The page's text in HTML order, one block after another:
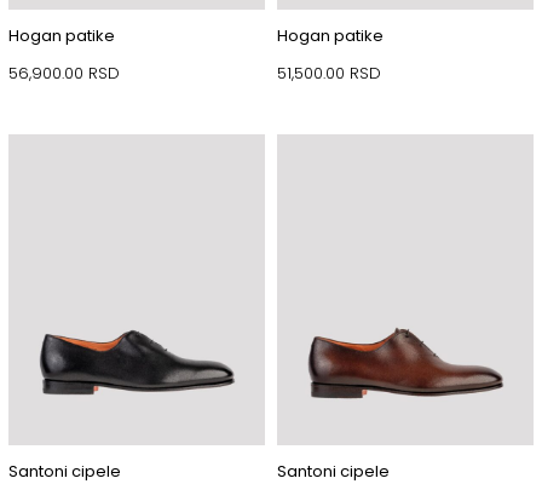
Hogan patike
56,900.00 RSD
Hogan patike
51,500.00 RSD
Santoni cipele
Santoni cipele